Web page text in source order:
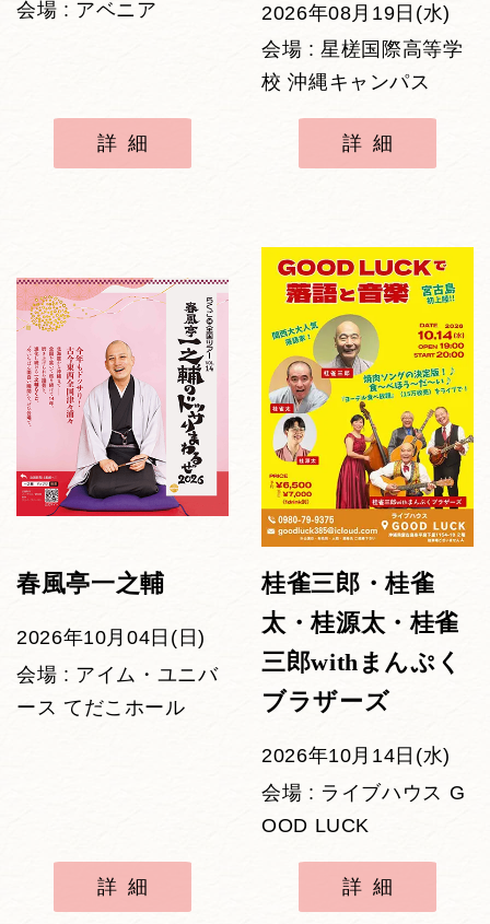
会場 : アベニア
詳細
2026年08月19日(水)
会場 : 星槎国際高等学
校 沖縄キャンパス
詳細
春風亭一之輔
2026年10月04日(日)
会場 : アイム・ユニバ
ース てだこホール
詳細
桂雀三郎・桂雀
太・桂源太・桂雀
三郎withまんぷく
ブラザーズ
2026年10月14日(水)
会場 : ライブハウス G
OOD LUCK
詳細